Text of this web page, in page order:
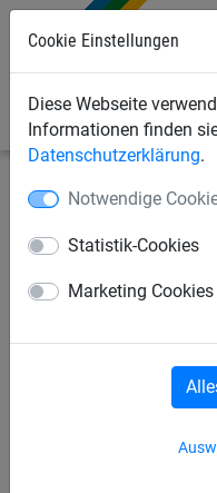
Cookie Einstellungen
Diese Webseite
Informationen finden
Datenschutzerklärung.
Notwendige
Statistik-Cookies
Marketing Cookies
Sportnetze
Badminton-
"Perfect" aus
stark,